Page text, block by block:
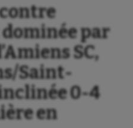
par
SC,
Saint-
inclinée 0-4
en